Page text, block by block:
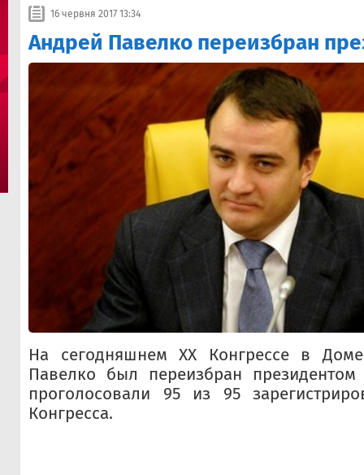
16 червня 2017 13:34
Андрей Павелко переизбран
На сегодняшнем XX Конгрессе в
Павелко был переизбран
проголосовали 95 из 95
Конгресса.